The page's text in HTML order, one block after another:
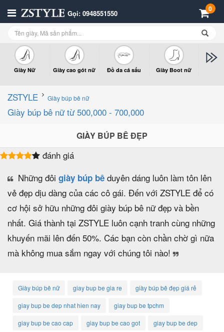
Gọi: 0948551550 0
Giày Nữ Giày cao gót nữ Đồ da cá sấu Giày Boot nữ
ZSTYLE Giày búp bê nữ
Giày búp bê nữ từ 500,000 - 700,000
GIÀY BÚP BÊ ĐẸP
đánh giá
Những đôi giày búp bê duyên dáng luôn làm tôn lên
vẻ đẹp dịu dàng của các cô gái. Đến với ZSTYLE để có
cơ hội sở hữu những đôi giày búp bê nữ đẹp và bền
nhất. Giá thành tại ZSTYLE luôn cạnh tranh cùng những
khuyến mãi lên đến 50%. Các bạn còn chần chờ gì nữa
mà không mua sắm ngay với chúng tôi nào!
Giày búp bê nữ giay bup be gia re giày búp bê đẹp giá rẻ
giay bup be dep nhat hien nay giay bup be tpchm
giay bup be cao cap giay bup be cao got giay bup be dep